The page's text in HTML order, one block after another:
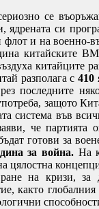
се
ядрената си
флот и на военно-
китайските
китайците
разполага с410
последните
защото
система във
че партията
готови за
за война. На
цялостна
на кризи, за
както